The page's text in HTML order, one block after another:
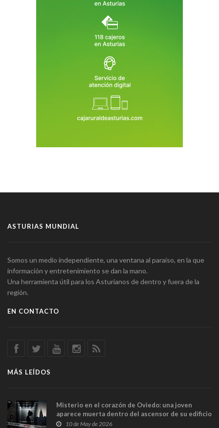
ASTURIAS MUNDIAL
Somos un medio independiente, una ventana al paraíso, en la que
información y entretenimiento se dan la mano.
Una herramienta útil para los Asturianos de dentro y fuera de la
región.
EN CONTACTO
MÁS LEÍDOS
Misterio en el corazón de Oviedo: una joven
aparece muerta dentro del ascensor de su edificio
y las cámaras captan sus últimos minutos
10 de May de 2026